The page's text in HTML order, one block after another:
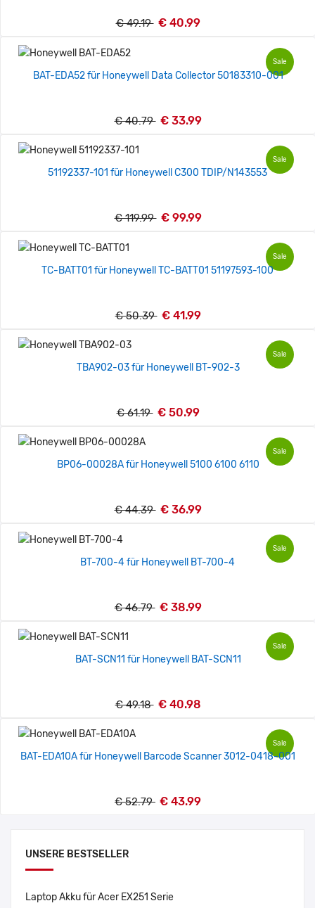
UNSERE BESTSELLER
Laptop Akku für Acer EX251 Serie
€ 49.19 € 40.99
Sale
BAT-EDA52 für Honeywell Data Collector 50183310-001
€ 40.79 € 33.99
Sale
51192337-101 für Honeywell C300 TDIP/N143553
€ 119.99 € 99.99
Sale
TC-BATT01 für Honeywell TC-BATT01 51197593-100
€ 50.39 € 41.99
Sale
TBA902-03 für Honeywell BT-902-3
€ 61.19 € 50.99
Sale
BP06-00028A für Honeywell 5100 6100 6110
€ 44.39 € 36.99
Sale
BT-700-4 für Honeywell BT-700-4
€ 46.79 € 38.99
Sale
BAT-SCN11 für Honeywell BAT-SCN11
€ 49.18 € 40.98
Sale
BAT-EDA10A für Honeywell Barcode Scanner 3012-0418-001
€ 52.79 € 43.99